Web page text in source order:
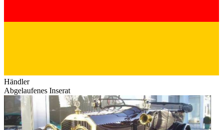
Händler
Abgelaufenes Inserat